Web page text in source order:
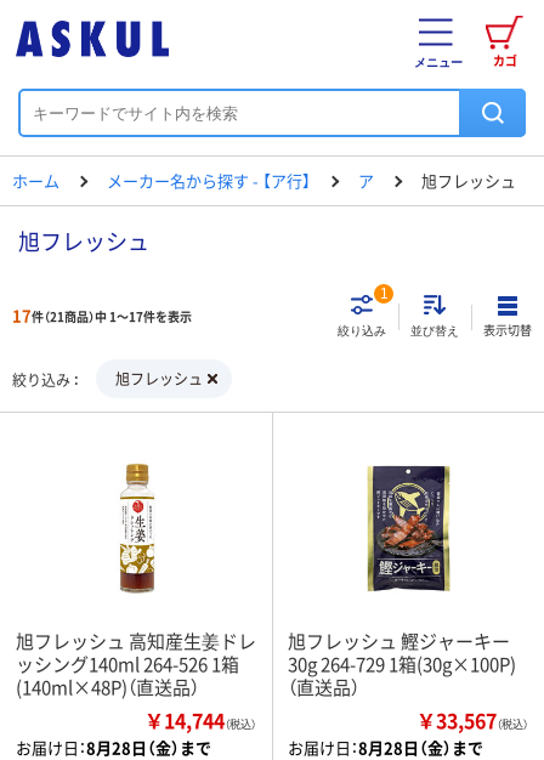
カゴ
メニュー
ホーム メーカー名から探す - 【ア行】 ア 旭フレッシュ
旭フレッシュ
17件（21商品）中 1～17件を表示
絞り込み
1
並び替え 表示切替
絞り込み 旭フレッシュ
旭フレッシュ 高知産生姜ドレ
ッシング140ml 264-526 1箱
(140ml×48P)（直送品）
￥14,744（税込）
お届け日：8月28日（金）まで
旭フレッシュ 鰹ジャーキー
30g 264-729 1箱(30g×100P)
（直送品）
￥33,567（税込）
お届け日：8月28日（金）まで